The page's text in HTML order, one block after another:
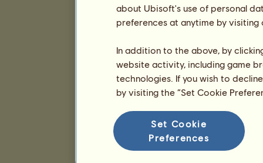
about Ubisoft's use of personal
preferences at anytime by
In addition to the above, by
website activity, including game
technologies. If you wish to
by visiting the “Set Cookie
Set Cookie
Preferences